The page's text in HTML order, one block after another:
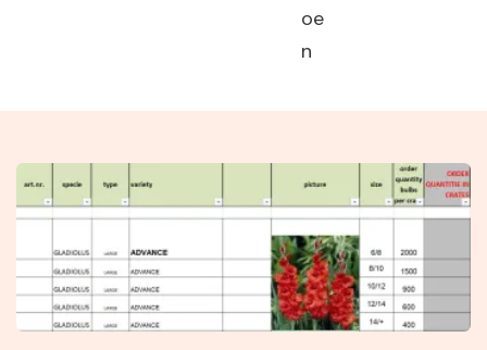
oe
n